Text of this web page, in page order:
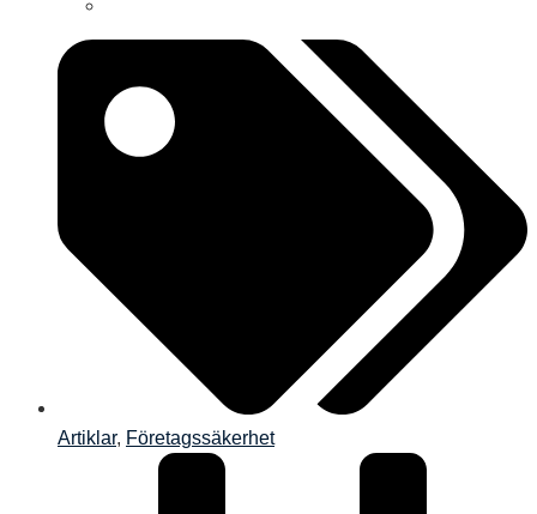
Artiklar, Företagssäkerhet